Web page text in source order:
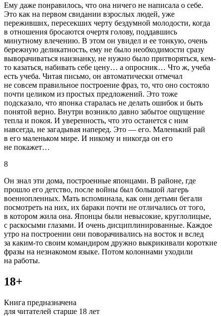
Ему даже понравилось, что она ничего не написала о себе.
Это как на первом свидании взрослых людей, уже
переживших, пересекших черту бездумной молодости, когда
в отношения бросаются очертя голову, поддавшись
минутному влечению. В этом он увидел и ее тонкую, очень
бережную деликатность, ему не было необходимости сразу
выворачиваться наизнанку, не нужно было притворяться, кем-
то казаться, набивать себе цену… а опросник… Что ж, учеба
есть учеба. Читая письмо, он автоматически отмечал
не совсем правильное построение фраз, то, что оно состояло
почти целиком из простых предложений. Это тоже
подсказало, что японка старалась не делать ошибок и быть
понятой верно. Внутри возникло давно забытое ощущение
тепла и покоя. И уверенность, что это останется с ним
навсегда, не загадывая наперед. Это — его. Маленький рай
в его маленьком мире. И никому и никогда он его
не покажет…
8
Он знал эти дома, построенные японцами. В районе, где
прошло его детство, после войны был большой лагерь
военнопленных. Мать вспоминала, как они детьми бегали
посмотреть на них, их бараки почти не отличались от того,
в котором жила она. Японцы были невысокие, круглолицые,
с раскосыми глазами. И очень дисциплинированные. Каждое
утро на построении они поворачивались на восток и вслед
за каким-то своим командиром дружно выкрикивали короткие
фразы на незнакомом языке. Потом колоннами уходили
на работы.
18+
Книга предназначена
для читателей старше 18 лет